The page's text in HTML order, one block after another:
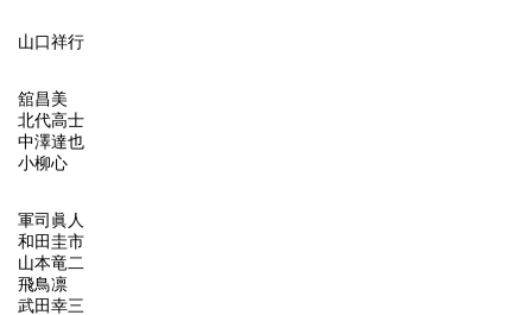
山口祥行
舘昌美
北代高士
中澤達也
小柳心
軍司眞人
和田圭市
山本竜二
飛鳥凛
武田幸三